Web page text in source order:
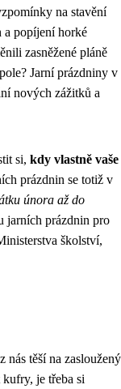
na stavění
a popíjení horké
zasněžené pláně
Jarní prázdniny v
nových zážitků a
si, kdy vlastně vaše
prázdnin se totiž v
února až do
jarních prázdnin pro
školství,
nás těší na zasloužený
je třeba si